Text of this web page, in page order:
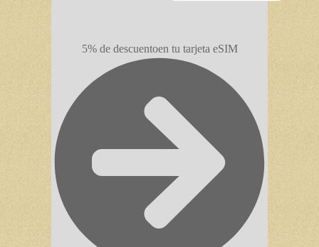
5% de descuentoen tu tarjeta eSIM